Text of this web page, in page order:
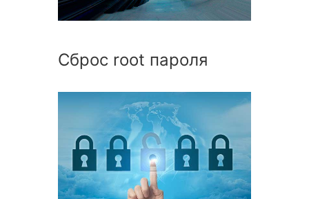
Сброс root пароля